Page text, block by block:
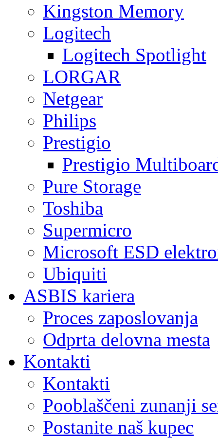
Kingston Memory
Logitech
Logitech Spotlight
LORGAR
Netgear
Philips
Prestigio
Prestigio
Pure Storage
Toshiba
Supermicro
Microsoft ESD
Ubiquiti
ASBIS kariera
Proces zaposlovanja
Odprta delovna mesta
Kontakti
Kontakti
Pooblaščeni zunanji
Postanite naš kupec